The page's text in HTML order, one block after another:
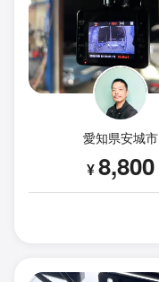
愛知県安城市
¥8,800